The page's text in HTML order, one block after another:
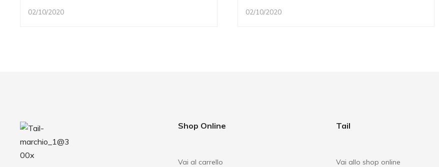
02/10/2020 02/10/2020
Shop Online
Vai al carrello
Tail
Vai allo shop online